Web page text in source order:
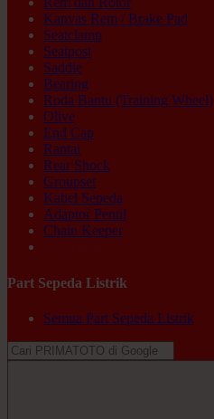
Kanvas Rem / Brake Pad
Seatclamp
Seatpost
Saddle
Bearing
Roda Bantu (Training Wheel)
Olive
End Cap
Rantai
Rear Shock
Groupset
Kabel Sepeda
Adaptor Pentil
Chain Keeper
Part Sepeda Listrik
Semua Part Sepeda Listrik